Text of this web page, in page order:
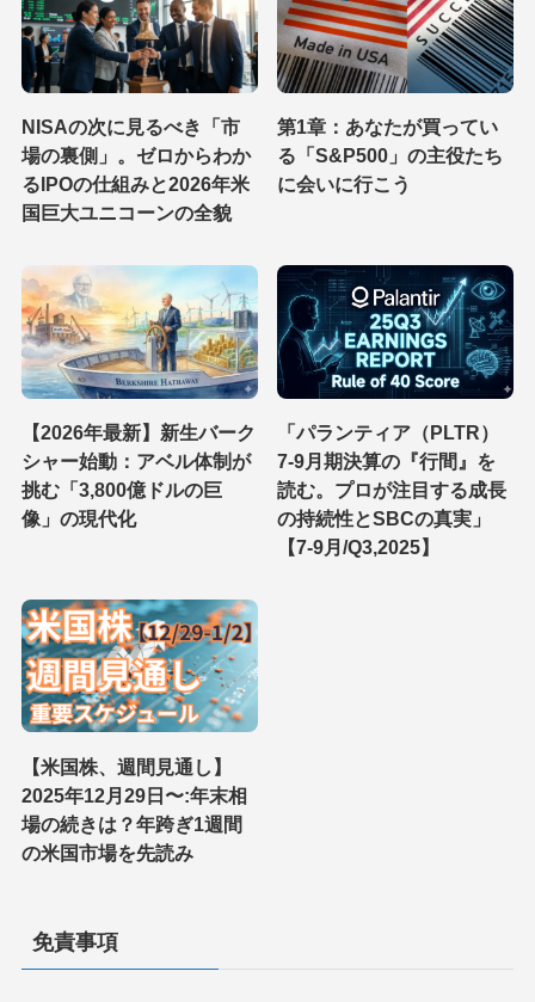
NISAの次に見るべき「市
場の裏側」。ゼロからわか
るIPOの仕組みと2026年米
国巨大ユニコーンの全貌
第1章：あなたが買ってい
る「S&P500」の主役たち
に会いに行こう
【2026年最新】新生バーク
シャー始動：アベル体制が
挑む「3,800億ドルの巨
像」の現代化
「パランティア（PLTR）
7-9月期決算の『行間』を
読む。プロが注目する成長
の持続性とSBCの真実」
【7-9月/Q3,2025】
【米国株、週間見通し】
2025年12月29日〜:年末相
場の続きは？年跨ぎ1週間
の米国市場を先読み
免責事項